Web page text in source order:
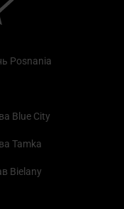
Posnania
Blue City
Tamka
Bielany